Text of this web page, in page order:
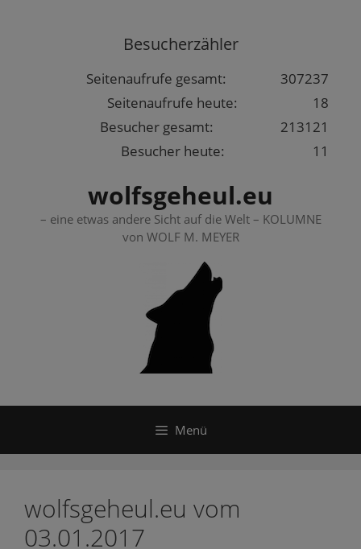
Besucherzähler
307237
Seitenaufrufe gesamt:
18
Seitenaufrufe heute:
213121
Besucher gesamt:
11
Besucher heute:
wolfsgeheul.eu
– eine etwas andere Sicht auf die Welt – KOLUMNE
von WOLF M. MEYER
Menü
wolfsgeheul.eu vom
03.01.2017